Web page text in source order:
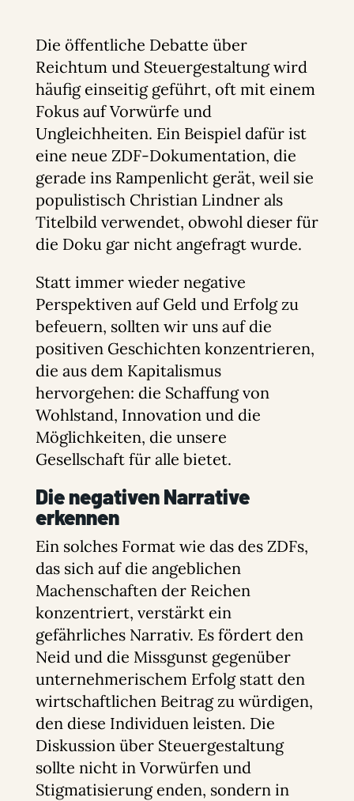
Die öffentliche Debatte über
Reichtum und Steuergestaltung wird
häufig einseitig geführt, oft mit einem
Fokus auf Vorwürfe und
Ungleichheiten. Ein Beispiel dafür ist
eine neue ZDF-Dokumentation, die
gerade ins Rampenlicht gerät, weil sie
populistisch Christian Lindner als
Titelbild verwendet, obwohl dieser für
die Doku gar nicht angefragt wurde.
Statt immer wieder negative
Perspektiven auf Geld und Erfolg zu
befeuern, sollten wir uns auf die
positiven Geschichten konzentrieren,
die aus dem Kapitalismus
hervorgehen: die Schaffung von
Wohlstand, Innovation und die
Möglichkeiten, die unsere
Gesellschaft für alle bietet.
Die negativen Narrative
erkennen
Ein solches Format wie das des ZDFs,
das sich auf die angeblichen
Machenschaften der Reichen
konzentriert, verstärkt ein
gefährliches Narrativ. Es fördert den
Neid und die Missgunst gegenüber
unternehmerischem Erfolg statt den
wirtschaftlichen Beitrag zu würdigen,
den diese Individuen leisten. Die
Diskussion über Steuergestaltung
sollte nicht in Vorwürfen und
Stigmatisierung enden, sondern in